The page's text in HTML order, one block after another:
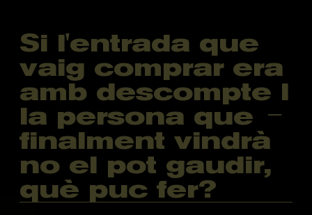
Si l'entrada que
vaig comprar era
amb descompte I
la persona que
finalment vindrà
no el pot gaudir,
què puc fer?